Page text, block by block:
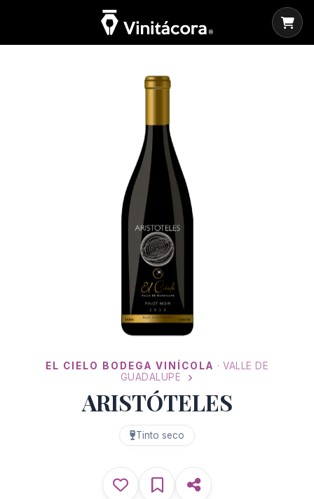
EL CIELO BODEGA VINÍCOLA · VALLE DE
GUADALUPE
ARISTÓTELES
Tinto seco